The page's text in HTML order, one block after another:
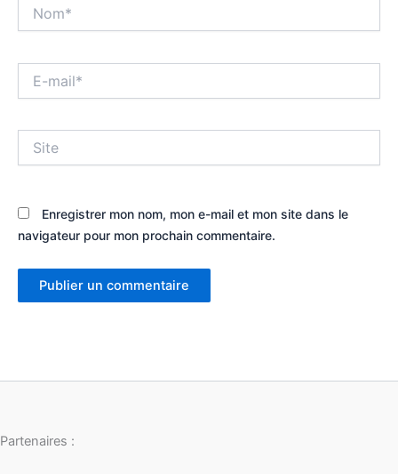
mail*
Enregistrer mon nom, mon e-mail et mon site dans le
navigateur pour mon prochain commentaire.
Partenaires :